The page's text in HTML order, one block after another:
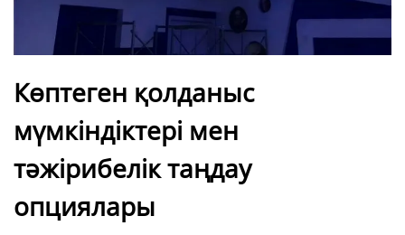
Көптеген қолданыс
мүмкіндіктері мен
тәжірибелік таңдау
опциялары